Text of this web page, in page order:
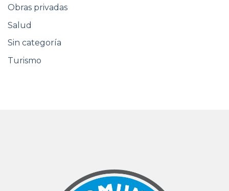
Obras privadas
Salud
Sin categoría
Turismo